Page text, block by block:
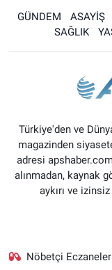
GÜNDEM ASAYİŞ
SAĞLIK
Türkiye'den ve
magazinden
adresi
alınmadan, kaynak
aykırı ve
Nöbetçi Eczaneler